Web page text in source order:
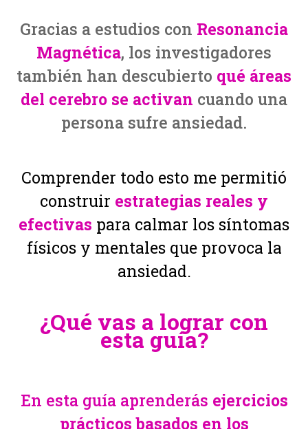
Gracias a estudios con Resonancia
Magnética, los investigadores
también han descubierto qué áreas
del cerebro se activan cuando una
persona sufre ansiedad.
Comprender todo esto me permitió
construir estrategias reales y
efectivas para calmar los síntomas
físicos y mentales que provoca la
ansiedad.
¿Qué vas a lograr con
esta guía?
En esta guía aprenderás ejercicios
prácticos basados en los